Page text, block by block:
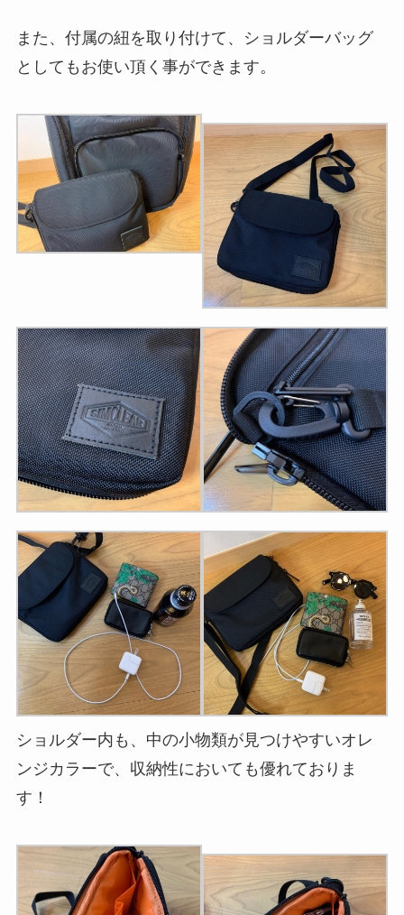
また、付属の紐を取り付けて、ショルダーバッグ
としてもお使い頂く事ができます。
ショルダー内も、中の小物類が見つけやすいオレ
ンジカラーで、収納性においても優れておりま
す！